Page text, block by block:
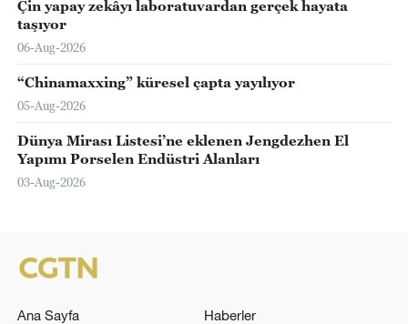
Çin yapay zekâyı laboratuvardan gerçek hayata
taşıyor
06-Aug-2026
“Chinamaxxing” küresel çapta yayılıyor
05-Aug-2026
Dünya Mirası Listesi’ne eklenen Jengdezhen El
Yapımı Porselen Endüstri Alanları
03-Aug-2026
Ana Sayfa
Haberler